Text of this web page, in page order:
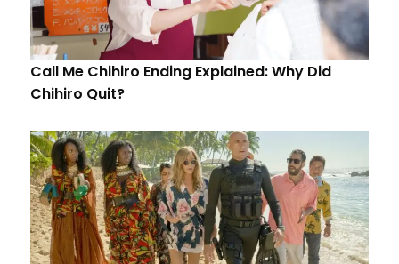
Call Me Chihiro Ending Explained: Why Did
Chihiro Quit?